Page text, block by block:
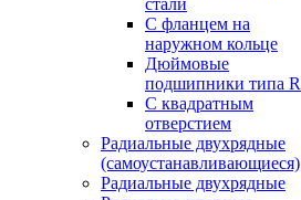
стали
С фланцем на
наружном кольце
Дюймовые
подшипники типа R
С квадратным
отверстием
Радиальные двухрядные
(самоустанавливающиеся)
Радиальные двухрядные